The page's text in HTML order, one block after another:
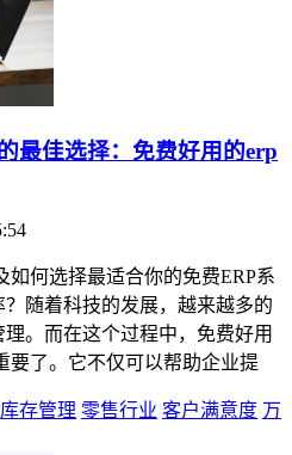
最佳选择：免费好用的erp
如何选择最适合你的免费ERP系
随着科技的发展，越来越多的
。而在这个过程中，免费好用
要了。它不仅可以帮助企业提
库存管理 零售行业 客户满意度 万